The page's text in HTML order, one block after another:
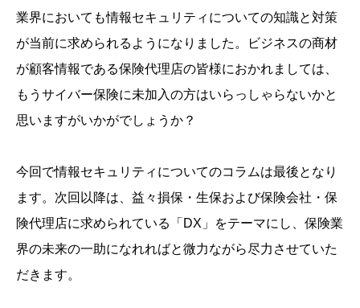
業界においても情報セキュリティについての知識と対策
が当前に求められるようになりました。ビジネスの商材
が顧客情報である保険代理店の皆様におかれましては、
もうサイバー保険に未加入の方はいらっしゃらないかと
思いますがいかがでしょうか？
今回で情報セキュリティについてのコラムは最後となり
ます。次回以降は、益々損保・生保および保険会社・保
険代理店に求められている「DX」をテーマにし、保険業
界の未来の一助になれればと微力ながら尽力させていた
だきます。